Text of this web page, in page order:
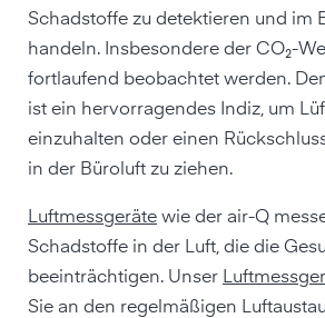
Schadstoffe zu detektieren und im
handeln. Insbesondere der CO₂-
fortlaufend beobachtet werden.
ist ein hervorragendes Indiz, um
einzuhalten oder einen
in der Büroluft zu ziehen.
Luftmessgeräte wie der air-Q
Schadstoffe in der Luft, die die
beeinträchtigen. Unser
Sie an den regelmäßigen